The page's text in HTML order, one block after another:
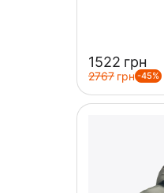
‍1522‍ грн
‍2767‍ грн -45%